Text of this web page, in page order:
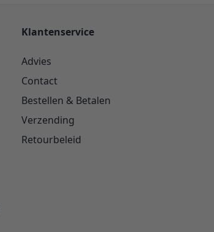
Klantenservice
Advies
Contact
Bestellen & Betalen
Verzending
Retourbeleid